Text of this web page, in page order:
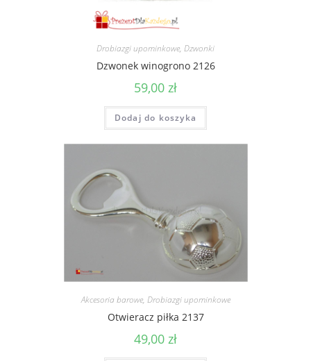
Drobiazgi upominkowe, Dzwonki
Dzwonek winogrono 2126
59,00 zł
Dodaj do koszyka
Akcesoria barowe, Drobiazgi upominkowe
Otwieracz piłka 2137
49,00 zł